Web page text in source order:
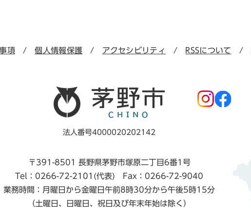
項 個人情報保護 アクセシビリティ RSSについて
法人番号4000020202142
〒391-8501 長野県茅野市塚原二丁目6番1号
Tel：0266-72-2101(代表) Fax：0266-72-9040
業務時間：月曜日から金曜日午前8時30分から午後5時15分
（土曜日、日曜日、祝日及び年末年始は除く）